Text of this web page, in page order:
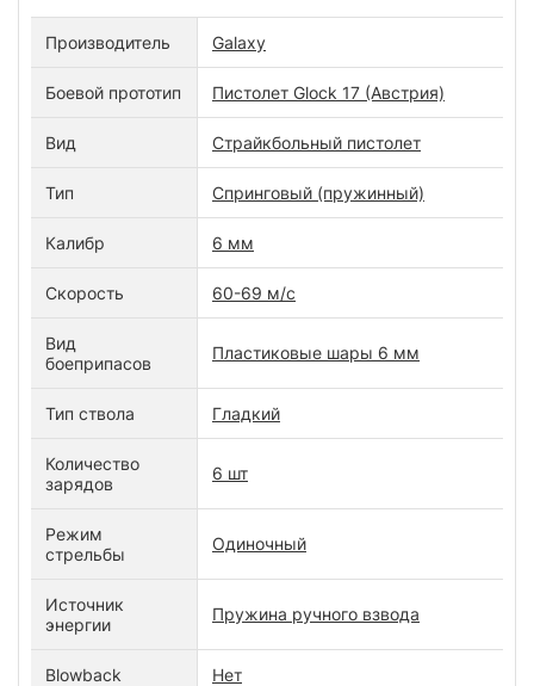
Производитель Galaxy
Боевой прототип Пистолет Glock 17 (Австрия)
Вид Страйкбольный пистолет
Тип Спринговый (пружинный)
Калибр 6 мм
Скорость 60-69 м/с
Вид
боеприпасов
Пластиковые шары 6 мм
Тип ствола Гладкий
Количество
зарядов
6 шт
Режим
стрельбы
Одиночный
Источник
энергии
Пружина ручного взвода
Blowback Нет